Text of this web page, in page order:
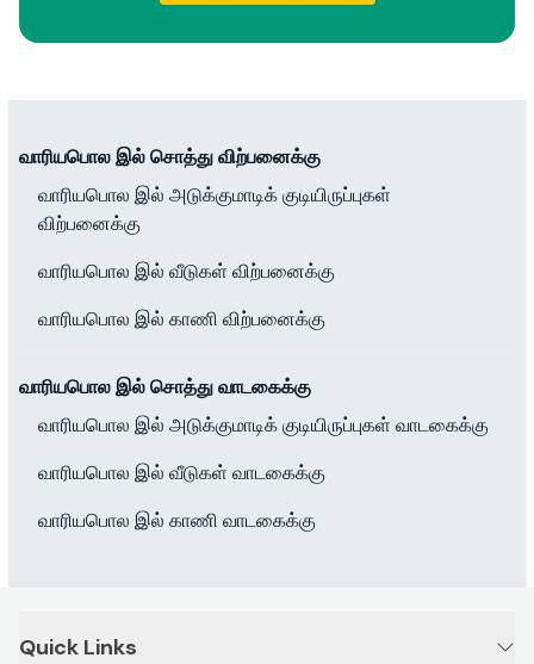
வாரியபொல இல் சொத்து விற்பனைக்கு
வாரியபொல இல் அடுக்குமாடிக் குடியிருப்புகள்
விற்பனைக்கு
வாரியபொல இல் வீடுகள் விற்பனைக்கு
வாரியபொல இல் காணி விற்பனைக்கு
வாரியபொல இல் சொத்து வாடகைக்கு
வாரியபொல இல் அடுக்குமாடிக் குடியிருப்புகள் வாடகைக்கு
வாரியபொல இல் வீடுகள் வாடகைக்கு
வாரியபொல இல் காணி வாடகைக்கு
Quick Links